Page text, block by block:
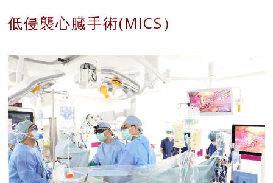
低侵襲心臓手術(MICS）